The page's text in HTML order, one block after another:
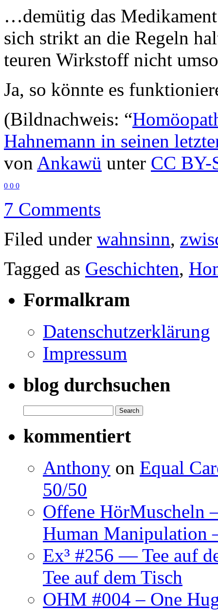
…demütig das Medikament
sich strikt an die Regeln
teuren Wirkstoff nicht
Ja, so könnte es
(Bildnachweis: “
Hahnemann in seinen
von Ankawü unter CC BY-
0 0 0
7 Comments
Filed under wahnsinn,
Tagged as Geschichten,
Formalkram
Datenschutzerklärung
Impressum
blog durchsuchen
for:
kommentiert
Anthony on Equal
50/50
Offene HörMuscheln
Human Manipulation
Ex³ #256 — Tee auf
Tee auf dem Tisch
OHM #004 – One